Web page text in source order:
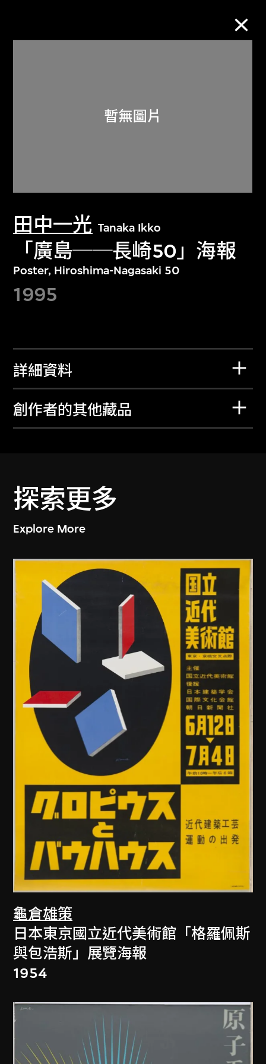
田中一光 Tanaka Ikko
「廣島──長崎50」海報
Poster, Hiroshima-Nagasaki 50
1995
詳細資料
創作者的其他藏品
探索更多
Explore More
龜倉雄策
日本東京國立近代美術館「格羅佩斯
與包浩斯」展覽海報
1954
關於M+藏品
探索世界頂級的二十及二十一世紀視覺
文化藏品。